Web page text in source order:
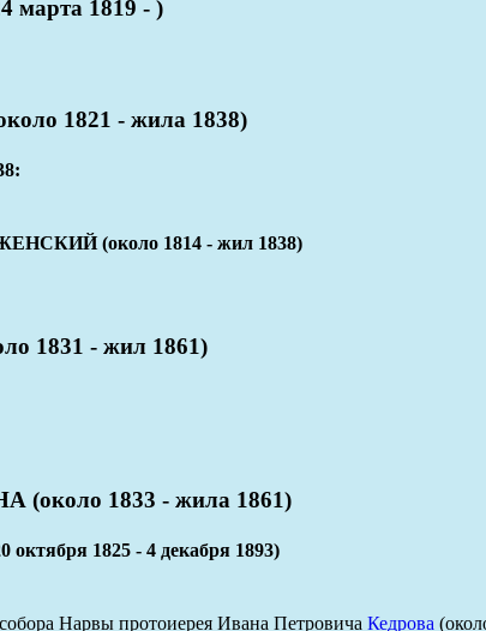
1819 - )
1821 - жила 1838)
(около 1814 - жил 1838)
1831 - жил 1861)
1833 - жила 1861)
1825 - 4 декабря 1893)
Нарвы протоиерея Ивана Петровича Кедрова